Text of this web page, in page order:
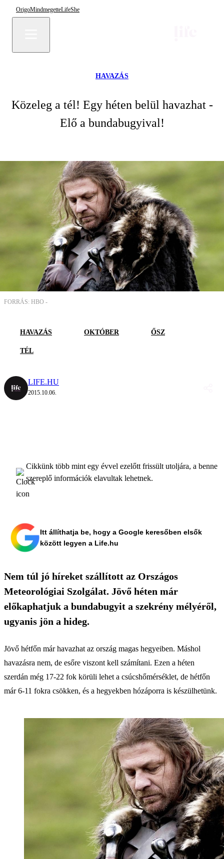
OrigoMindmegetteLifeShe
HAVAZÁS
Közeleg a tél! Egy héten belül havazhat -
Elő a bundabugyival!
FORRÁS: HBO -
HAVAZÁS OKTÓBER ŐSZ
TÉL
LIFE.HU
2015.10.06.
Cikkünk több mint egy évvel ezelőtt frissült utoljára, a benne
szereplő információk elavultak lehetnek.
Itt állíthatja be, hogy a Google keresőben elsők
között legyen a Life.hu
Nem túl jó híreket szállított az Országos
Meteorológiai Szolgálat. Jövő héten már
előkaphatjuk a bundabugyit a szekrény mélyéről,
ugyanis jön a hideg.
Jövő hétfőn már havazhat az ország magas hegyeiben. Máshol
havazásra nem, de esőre viszont kell számítani. Ezen a héten
szerdán még 17-22 fok körüli lehet a csúcshőmérséklet, de hétfőn
már 6-11 fokra csökken, és a hegyekben hózáporra is készülhetünk.